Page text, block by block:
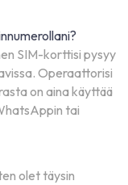
SIM-korttisi pysyy
Operaattorisi
on aina käyttää
tai
olet täysin